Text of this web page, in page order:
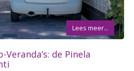
de Pinela
Lees meer...